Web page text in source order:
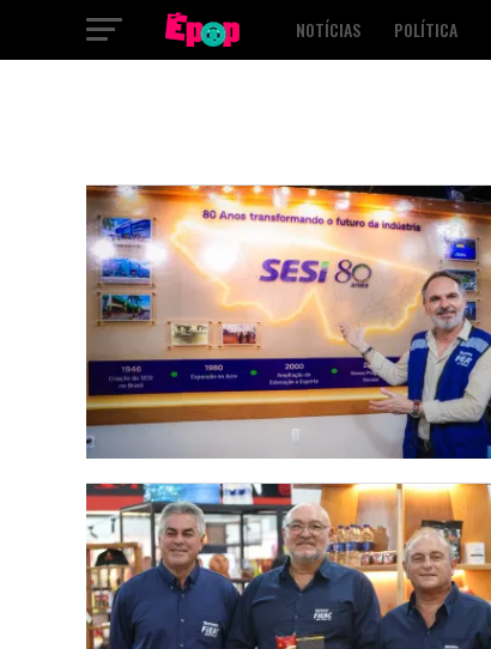
NOTÍCIAS POLÍTICA